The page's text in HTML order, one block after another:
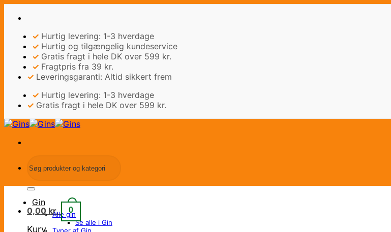
✓ Hurtig levering: 1-3 hverdage
✓ Hurtig og tilgængelig kundeservice
✓ Gratis fragt i hele DK over 599 kr.
✓ Fragtpris fra 39 kr.
✓ Leveringsgaranti: Altid sikkert frem
✓ Hurtig levering: 1-3 hverdage
✓ Gratis fragt i hele DK over 599 kr.
efter:
0,00 kr. 0
Kurv
Gin
Alle gin
Se alle i Gin